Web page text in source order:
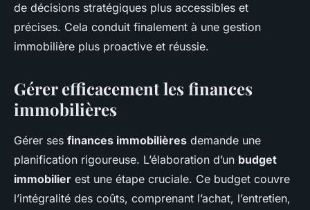
de décisions stratégiques plus accessibles et
précises. Cela conduit finalement à une gestion
immobilière plus proactive et réussie.
Gérer efficacement les finances
immobilières
Gérer ses finances immobilières demande une
planification rigoureuse. L’élaboration d’un budget
immobilier est une étape cruciale. Ce budget couvre
l’intégralité des coûts, comprenant l’achat, l’entretien,